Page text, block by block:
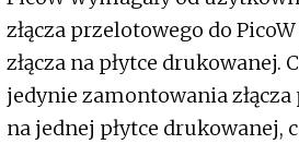
złącza przelotowego do
złącza na płytce drukowanej.
jedynie zamontowania
na jednej płytce drukowanej,